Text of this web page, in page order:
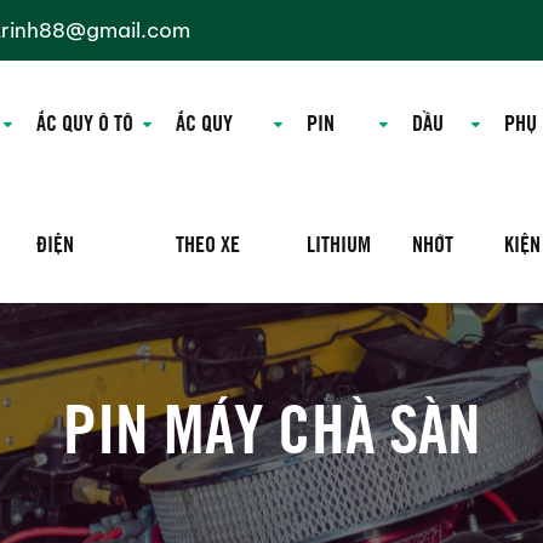
ẮC QUY Ô TÔ
ĐIỆN
ẮC QUY
THEO XE
PIN
LITHIUM
DẦU
NHỚT
PHỤ
KIỆN
PIN MÁY CHÀ SÀN